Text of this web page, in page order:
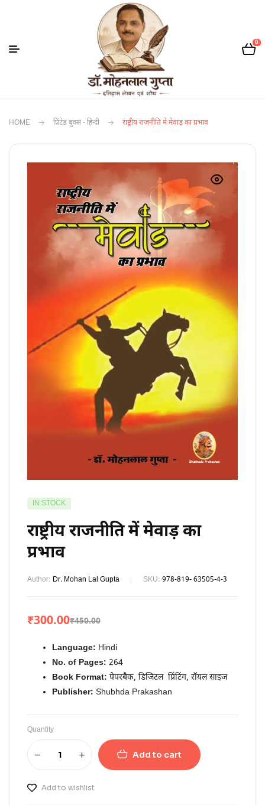
0
HOME प्रिंटेड बुक्स - हिन्दी राष्ट्रीय राजनीति में मेवाड़ का प्रभाव
IN STOCK
राष्ट्रीय राजनीति में मेवाड़ का
प्रभाव
Author: Dr. Mohan Lal Gupta SKU: 978-819- 63505-4-3
₹450.00
₹300.00
Language: Hindi
No. of Pages: 264
Book Format: पेपरबैक, डिजिटल प्रिंटिंग, रॉयल साइज
Publisher: Shubhda Prakashan
Quantity
Add to cart
Add to wishlist